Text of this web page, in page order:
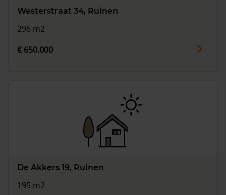
Westerstraat 34, Ruinen
296 m2
€ 650.000
De Akkers 19, Ruinen
195 m2